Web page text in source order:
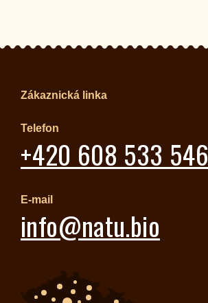
Zákaznická linka
Telefon
+420 608 533 546
E-mail
info@natu.bio